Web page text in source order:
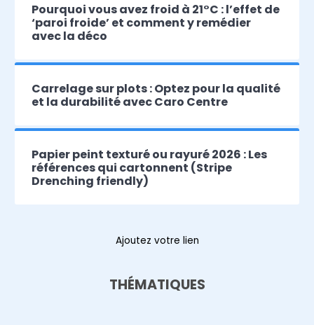
Pourquoi vous avez froid à 21°C : l’effet de
‘paroi froide’ et comment y remédier
avec la déco
Carrelage sur plots : Optez pour la qualité
et la durabilité avec Caro Centre
Papier peint texturé ou rayuré 2026 : Les
références qui cartonnent (Stripe
Drenching friendly)
Ajoutez votre lien
THÉMATIQUES